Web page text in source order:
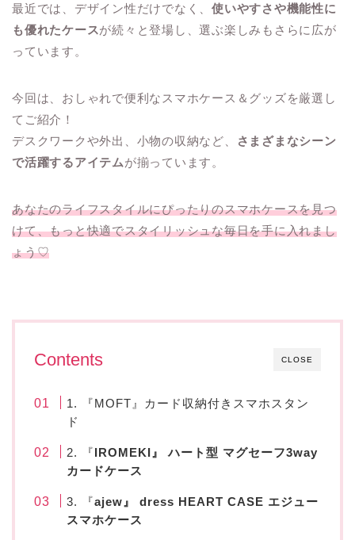
最近では、デザイン性だけでなく、使いやすさや機能性に
も優れたケースが続々と登場し、選ぶ楽しみもさらに広が
っています。
今回は、おしゃれで便利なスマホケース＆グッズを厳選し
てご紹介！
デスクワークや外出、小物の収納など、
さまざまなシーン
で活躍するアイテムが揃っています。
あなたのライフスタイルにぴったりのスマホケースを見つ
けて、もっと快適でスタイリッシュな毎日を手に入れまし
ょう♡
CLOSE
Contents
1. 『MOFT』カード収納付きスマホスタン
ド
2. 『IROMEKI』 ハート型 マグセーフ3way
カードケース
3. 『ajew』 dress HEART CASE エジュー
スマホケース